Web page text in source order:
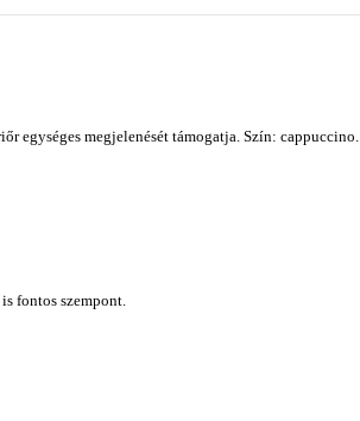
egységes megjelenését támogatja. Szín: cappuccino.
fontos szempont.